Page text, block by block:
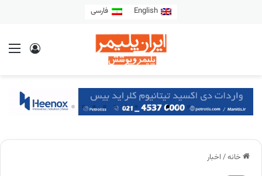
English فارسی
خانه/ اخبار